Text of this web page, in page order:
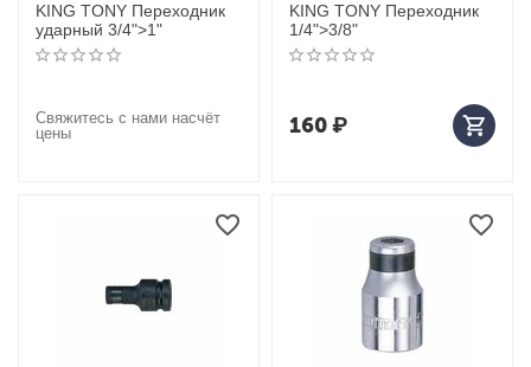
KING TONY Переходник
ударный 3/4">1"
Свяжитесь с нами насчёт
цены
KING TONY Переходник
1/4">3/8"
160₽